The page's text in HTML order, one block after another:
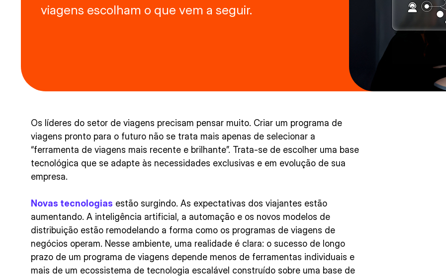
viagens escolham o que vem a seguir.
Os líderes do setor de viagens precisam pensar muito. Criar um programa de
viagens pronto para o futuro não se trata mais apenas de selecionar a
“ferramenta de viagens mais recente e brilhante”. Trata-se de escolher uma base
tecnológica que se adapte às necessidades exclusivas e em evolução de sua
empresa.
Novas tecnologias estão surgindo. As expectativas dos viajantes estão
aumentando. A inteligência artificial, a automação e os novos modelos de
distribuição estão remodelando a forma como os programas de viagens de
negócios operam. Nesse ambiente, uma realidade é clara: o sucesso de longo
prazo de um programa de viagens depende menos de ferramentas individuais e
mais de um ecossistema de tecnologia escalável construído sobre uma base de